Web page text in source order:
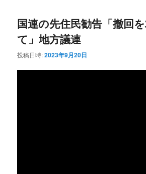
国連の先住民勧告「撤回
て」地方議連
投稿日時:2023年9月20日